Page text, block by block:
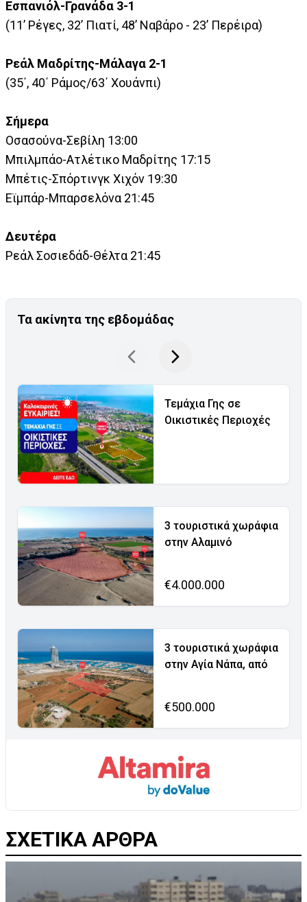
Εσπανιόλ-Γρανάδα 3-1
(11’ Ρέγες, 32’ Πιατί, 48’ Ναβάρο - 23’ Περέιρα)
Ρεάλ Μαδρίτης-Μάλαγα 2-1
(35΄, 40΄ Ράμος/63΄ Χουάνπι)
Σήμερα
Οσασούνα-Σεβίλη 13:00
Μπιλμπάο-Ατλέτικο Μαδρίτης 17:15
Μπέτις-Σπόρτινγκ Χιχόν 19:30
Εϊμπάρ-Μπαρσελόνα 21:45
Δευτέρα
Ρεάλ Σοσιεδάδ-Θέλτα 21:45
Τα ακίνητα της εβδομάδας
Τεμάχια Γης σε
Οικιστικές Περιοχές
3 τουριστικά χωράφια
στην Αλαμινό
€4.000.000
3 τουριστικά χωράφια
στην Αγία Νάπα, από
€500.000
ΣΧΕΤΙΚΑ ΑΡΘΡΑ